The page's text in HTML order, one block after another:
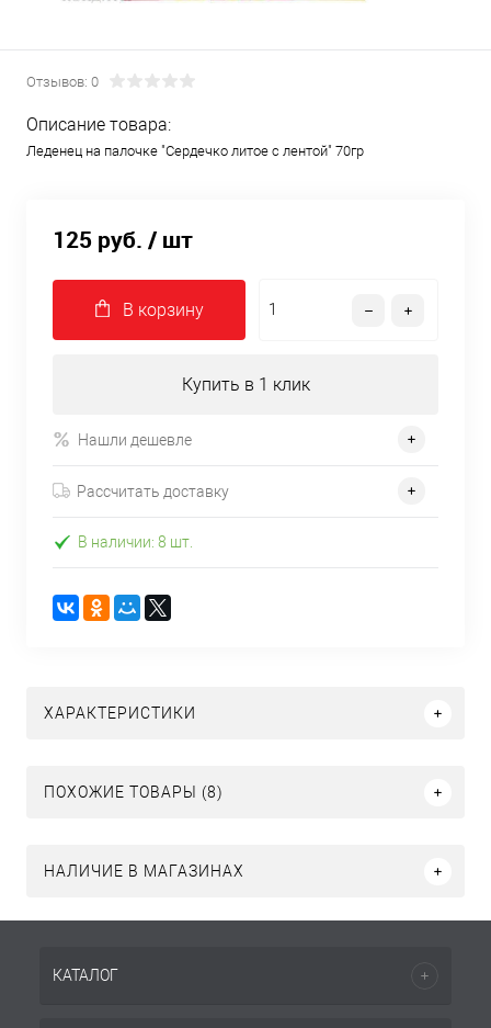
Отзывов: 0
Описание товара:
Леденец на палочке "Сердечко литое с лентой" 70гр
125 руб. / шт
В корзину
Купить в 1 клик
Нашли дешевле
Рассчитать доставку
В наличии: 8 шт.
ХАРАКТЕРИСТИКИ
ПОХОЖИЕ ТОВАРЫ (8)
НАЛИЧИЕ В МАГАЗИНАХ
КАТАЛОГ